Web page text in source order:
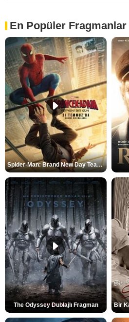
En Popüler Fragmanlar
Spider-Man: Brand New Day Teaser
The Odyssey Dublajlı Fragman